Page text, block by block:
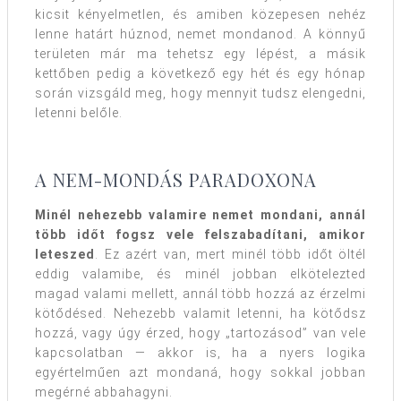
kicsit kényelmetlen, és amiben közepesen nehéz
lenne határt húznod, nemet mondanod. A könnyű
területen már ma tehetsz egy lépést, a másik
kettőben pedig a következő egy hét és egy hónap
során vizsgáld meg, hogy mennyit tudsz elengedni,
letenni belőle.
A NEM-MONDÁS PARADOXONA
Minél nehezebb valamire nemet mondani, annál
több időt fogsz vele felszabadítani, amikor
leteszed . Ez azért van, mert minél több időt öltél
eddig valamibe, és minél jobban elkötelezted
magad valami mellett, annál több hozzá az érzelmi
kötődésed. Nehezebb valamit letenni, ha kötődsz
hozzá, vagy úgy érzed, hogy „tartozásod” van vele
kapcsolatban — akkor is, ha a nyers logika
egyértelműen azt mondaná, hogy sokkal jobban
megérné abbahagyni.